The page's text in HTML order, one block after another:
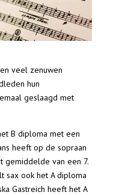
veel zenuwen
hun
geslaagd met
B diploma met een
heeft op de sopraan
gemiddelde van een 7.
sax ook het A diploma
Gastreich heeft het A